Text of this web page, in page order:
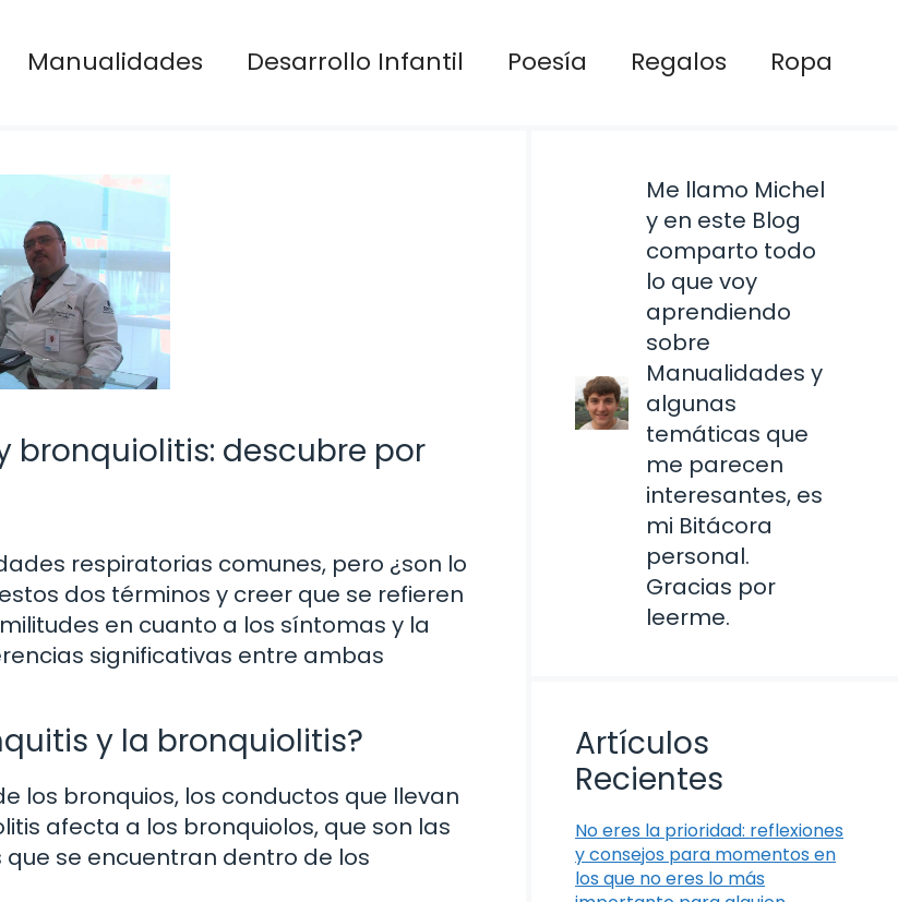
Manualidades Desarrollo Infantil Poesía Regalos Ropa
bronquiolitis: descubre por
respiratorias comunes, pero ¿son lo
dos términos y creer que se refieren
en cuanto a los síntomas y la
significativas entre ambas
y la bronquiolitis?
los bronquios, los conductos que llevan
afecta a los bronquiolos, que son las
se encuentran dentro de los
Me llamo Michel
y en este Blog
comparto todo
lo que voy
aprendiendo
sobre
Manualidades y
algunas
temáticas que
me parecen
interesantes, es
mi Bitácora
personal.
Gracias por
leerme.
Artículos
Recientes
No eres la prioridad: reflexiones
y consejos para momentos en
los que no eres lo más